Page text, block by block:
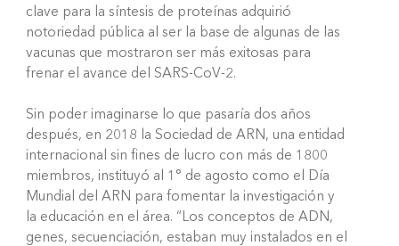
clave para la síntesis de proteínas adquirió
notoriedad pública al ser la base de algunas de las
vacunas que mostraron ser más exitosas para
frenar el avance del SARS-CoV-2.
Sin poder imaginarse lo que pasaría dos años
después, en 2018 la Sociedad de ARN, una entidad
internacional sin fines de lucro con más de 1800
miembros, instituyó al 1° de agosto como el Día
Mundial del ARN para fomentar la investigación y
la educación en el área. “Los conceptos de ADN,
genes, secuenciación, estaban muy instalados en el